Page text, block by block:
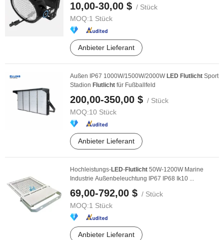
10,00-30,00 $ / Stück
MOQ:1 Stück
Anbieter Lieferant
Außen IP67 1000W/1500W/2000W LED Flutlicht Sport
Stadion Flutlicht für Fußballfeld
200,00-350,00 $ / Stück
MOQ:10 Stück
Anbieter Lieferant
Hochleistungs-LED-Flutlicht 50W-1200W Marine
Industrie Außenbeleuchtung IP67 IP68 Ik10 ...
69,00-792,00 $ / Stück
MOQ:1 Stück
Anbieter Lieferant